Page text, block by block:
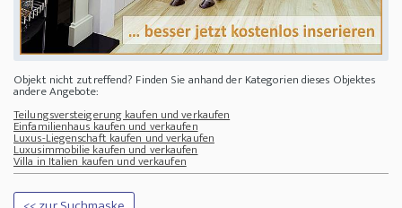
Objekt nicht zutreffend? Finden Sie anhand der Kategorien dieses Objektes
andere Angebote:
Teilungsversteigerung kaufen und verkaufen
Einfamilienhaus kaufen und verkaufen
Luxus-Liegenschaft kaufen und verkaufen
Luxusimmobilie kaufen und verkaufen
Villa in Italien kaufen und verkaufen